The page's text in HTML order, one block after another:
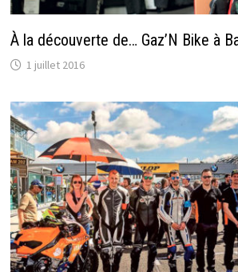
À la découverte de… Gaz’N Bike à
1 juillet 2016